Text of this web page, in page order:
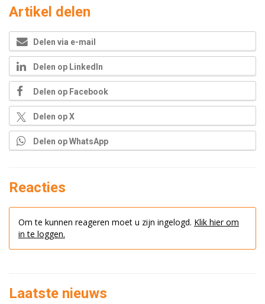
Artikel delen
Delen via e-mail
Delen op LinkedIn
Delen op Facebook
Delen op X
Delen op WhatsApp
Reacties
Om te kunnen reageren moet u zijn ingelogd. Klik hier om
in te loggen.
Laatste nieuws